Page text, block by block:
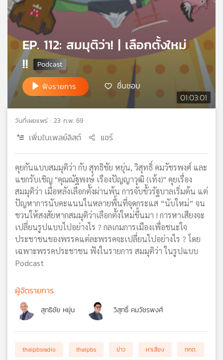
เครือ
ข่าย
วิทยุ
ไทย
พี
เอส
แผนที่
วิทยุ
ข่าย
01:03:01
EP. 112: สมมุติว่า! | เลือกตั้งใหม่
!!
ฟังรายการ ชื่นชอบ
วันที่เผยแพร่ : 23 ก.พ. 69
เพิ่มในเพลย์ลิสต์ แชร์
คุยกันแบบสมมุติว่า กับ สุทธิชัย หยุ่น, วิสุทธิ์ คมวัชรพงศ์ และ
แขกรับเชิญ "คุณณัฐพงษ์ เรืองปัญญาวุฒิ (เท้ง)" คุยเรื่อง
สมมุติว่า เมื่อหลังเลือกตั้งผ่านพ้น การจับขั้วรัฐบาลเริ่มต้น แต่
ปัญหาการนับคะแนนในหลายพื้นที่จุดกระแส “นับใหม่” จน
ชวนให้สงสัยหากสมมุติว่าเลือกตั้งใหม่ขึ้นมา ! การหาเสียงจะ
เปลี่ยนรูปแบบไปอย่างไร ? กลเกมการเมืองเพื่อชนะใจ
ประชาชนของพรรคแต่ละพรรคจะเปลี่ยนไปอย่างไร ? โดย
เฉพาะพรรคประชาชน ฟังในรายการ สมมุติว่า ในรูปแบบ
Podcast
ผู้จัดรายการ
สุทธิชัย หยุ่น วิสุทธิ์ คมวัชรพงศ์
thaipbsradio thaipbs ข่าว หาเสียง
กกต.